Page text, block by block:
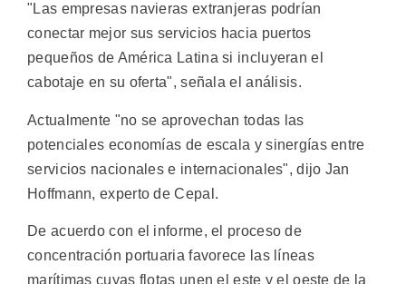
"Las empresas navieras extranjeras podrían
conectar mejor sus servicios hacia puertos
pequeños de América Latina si incluyeran el
cabotaje en su oferta", señala el análisis.
Actualmente "no se aprovechan todas las
potenciales economías de escala y sinergías entre
servicios nacionales e internacionales", dijo Jan
Hoffmann, experto de Cepal.
De acuerdo con el informe, el proceso de
concentración portuaria favorece las líneas
marítimas cuyas flotas unen el este y el oeste de la